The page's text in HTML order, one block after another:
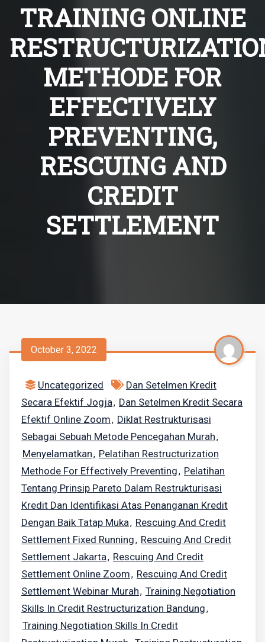
TRAINING ONLINE
METHODE FOR
EFFECTIVELY
PREVENTING,
RESCUING AND
CREDIT
SETTLEMENT
October 3, 2022
Uncategorized
Dan Setelmen Kredit
Secara Efektif Jogja, Dan Setelmen Kredit Secara
Efektif Online Zoom, Diklat Restrukturisasi
Sebagai Sebuah Metode Pencegahan Murah,
Menyelamatkan, Pelatihan Restructurization
Methode For Effectively Preventing, Pelatihan
Tentang Prinsip Pareto Dalam Restrukturisasi
Kredit Dan Identifikasi Atas Penanganan Kredit
Dengan Baik Tatap Muka, Rescuing And Credit
Settlement Fixed Running, Rescuing And Credit
Settlement Jakarta, Rescuing And Credit
Settlement Online Zoom, Rescuing And Credit
Settlement Webinar Murah, Training Negotiation
Skills In Credit Restructurization Bandung,
Training Negotiation Skills In Credit